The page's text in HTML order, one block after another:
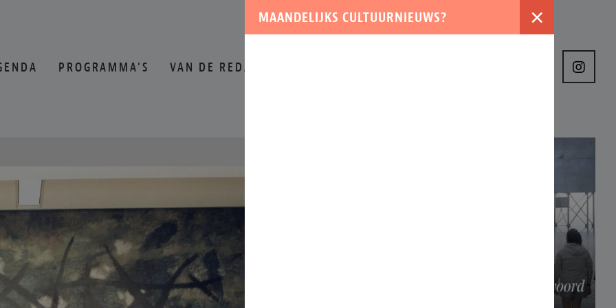
PROGRAMMA'S VAN DE REDACTIE
MAANDELIJKS CULTUURNIEUWS? ×